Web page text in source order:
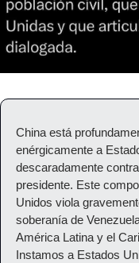
China está
enérgicamente a
descaradamente
presidente. Este
Unidos viola
soberanía de
América Latina y el
Instamos a Estados